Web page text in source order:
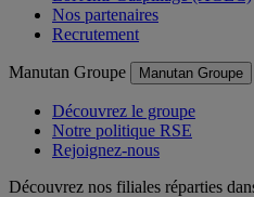
Nos partenaires
Recrutement
Manutan Groupe Manutan Groupe
Découvrez le groupe
Notre politique RSE
Rejoignez-nous
Découvrez nos filiales réparties